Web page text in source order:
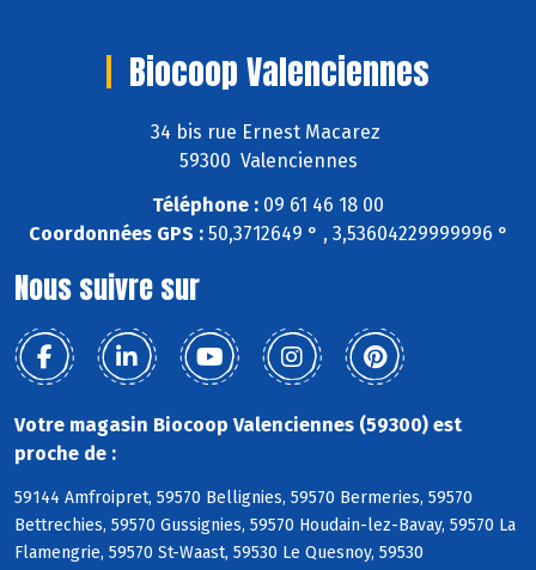
Biocoop Valenciennes
34 bis rue Ernest Macarez
59300 Valenciennes
Téléphone : 09 61 46 18 00
Coordonnées GPS :50,3712649 ° , 3,53604229999996 °
Nous suivre sur
Votre magasin Biocoop Valenciennes (59300) est
proche de :
59144 Amfroipret, 59570 Bellignies, 59570 Bermeries, 59570
Bettrechies, 59570 Gussignies, 59570 Houdain-lez-Bavay, 59570 La
Flamengrie, 59570 St-Waast, 59530 Le Quesnoy, 59530